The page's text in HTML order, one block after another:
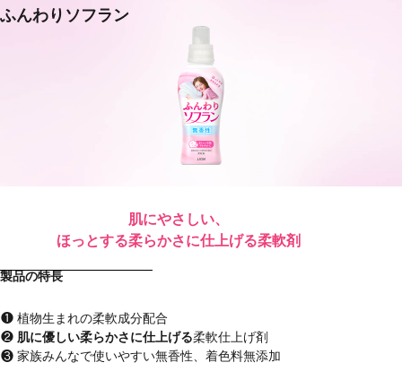
ふんわりソフラン
肌にやさしい、
ほっとする柔らかさに仕上げる柔軟剤
製品の特長
植物生まれの柔軟成分配合
肌に優しい柔らかさに仕上げる柔軟仕上げ剤
家族みんなで使いやすい無香性、着色料無添加